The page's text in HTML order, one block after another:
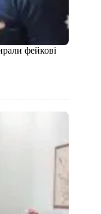
фейкові